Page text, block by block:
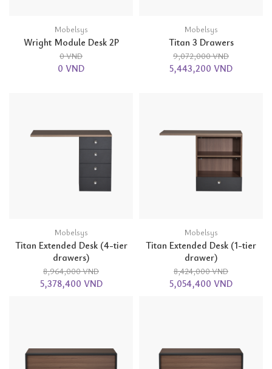
Mobelsys
Wright Module Desk 2P
0 VND
0 VND
Mobelsys
Titan 3 Drawers
9,072,000 VND
5,443,200 VND
Mobelsys
Titan Extended Desk (4-tier
drawers)
8,964,000 VND
5,378,400 VND
Mobelsys
Titan Extended Desk (1-tier
drawer)
8,424,000 VND
5,054,400 VND